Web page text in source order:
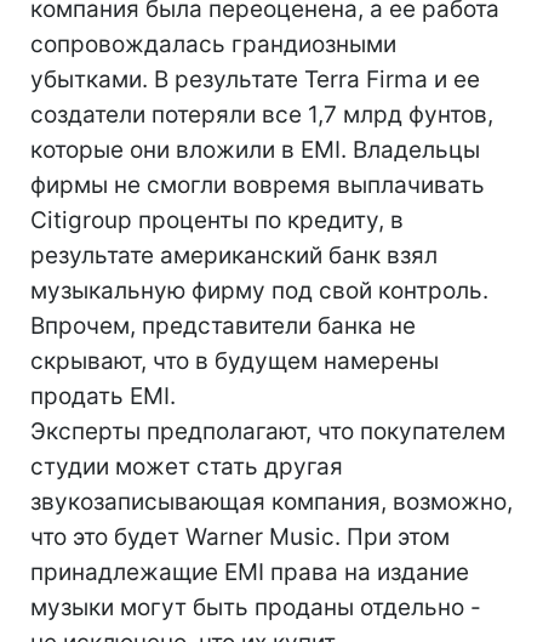
компания была переоценена, а ее работа
сопровождалась грандиозными
убытками. В результате Terra Firma и ее
создатели потеряли все 1,7 млрд фунтов,
которые они вложили в EMI. Владельцы
фирмы не смогли вовремя выплачивать
Citigroup проценты по кредиту, в
результате американский банк взял
музыкальную фирму под свой контроль.
Впрочем, представители банка не
скрывают, что в будущем намерены
продать EMI.
Эксперты предполагают, что покупателем
студии может стать другая
звукозаписывающая компания, возможно,
что это будет Warner Music. При этом
принадлежащие EMI права на издание
музыки могут быть проданы отдельно -